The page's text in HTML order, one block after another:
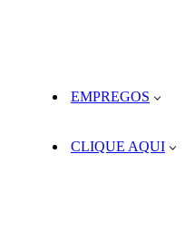
EMPREGOS
CLIQUE AQUI